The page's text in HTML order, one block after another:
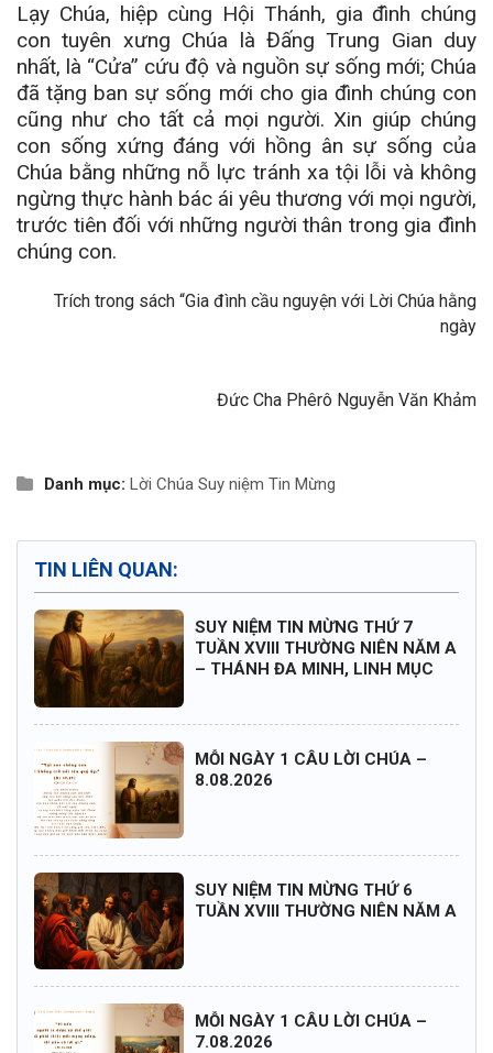
Lạy Chúa, hiệp cùng Hội Thánh, gia đình chúng
con tuyên xưng Chúa là Đấng Trung Gian duy
nhất, là “Cửa” cứu độ và nguồn sự sống mới; Chúa
đã tặng ban sự sống mới cho gia đình chúng con
cũng như cho tất cả mọi người. Xin giúp chúng
con sống xứng đáng với hồng ân sự sống của
Chúa bằng những nỗ lực tránh xa tội lỗi và không
ngừng thực hành bác ái yêu thương với mọi người,
trước tiên đối với những người thân trong gia đình
chúng con.
Trích trong sách “Gia đình cầu nguyện với Lời Chúa hằng
ngày
Đức Cha Phêrô Nguyễn Văn Khảm
Danh mục: Lời Chúa Suy niệm Tin Mừng
TIN LIÊN QUAN:
SUY NIỆM TIN MỪNG THỨ 7
TUẦN XVIII THƯỜNG NIÊN NĂM A
– THÁNH ĐA MINH, LINH MỤC
MỖI NGÀY 1 CÂU LỜI CHÚA –
8.08.2026
SUY NIỆM TIN MỪNG THỨ 6
TUẦN XVIII THƯỜNG NIÊN NĂM A
MỖI NGÀY 1 CÂU LỜI CHÚA –
7.08.2026